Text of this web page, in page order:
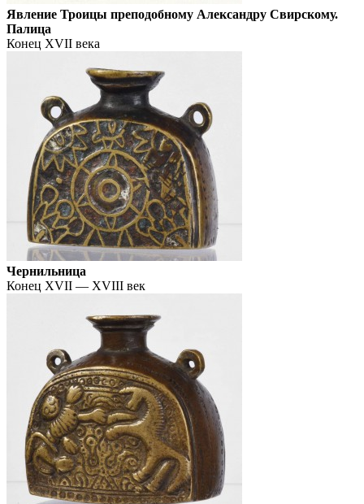
Явление Троицы преподобному Александру Свирскому.
Палица
Конец ХVII века
Чернильница
Конец XVII — XVIII век